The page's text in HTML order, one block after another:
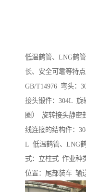
低温鹤管、LNG鹤
长、安全可靠等特
GB/T14976 弯头：
接头锻件：304L 旋
圈） 旋转接头静密
线连接的结构件：
L 低温鹤管、LNG
式：立柱式 作业种
位置：尾部装车 输